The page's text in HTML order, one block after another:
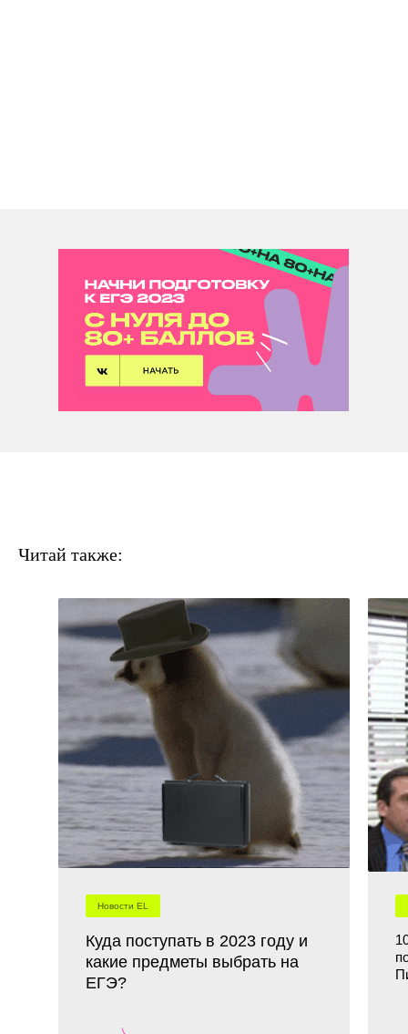
Читай также:
Новости EL
Куда поступать в 2023 году и
какие предметы выбрать на
ЕГЭ?